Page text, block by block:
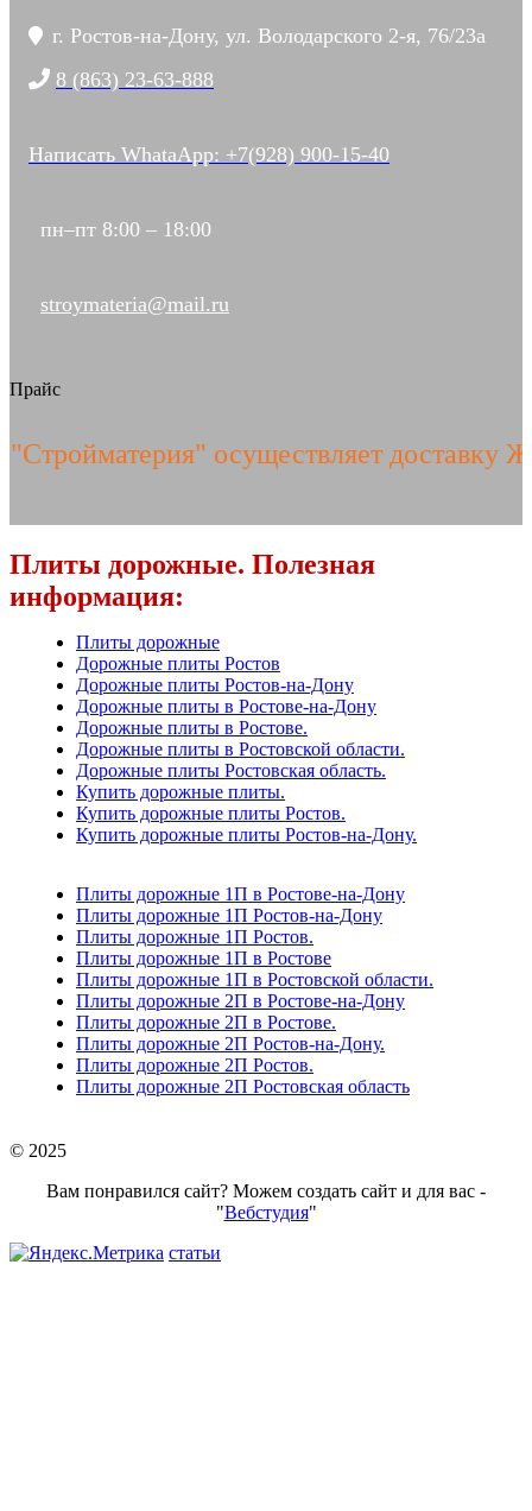
г. Ростов-на-Дону, ул. Володарского 2-я, 76/23а
8 (863) 23-63-888
Написать WhataApp: +7(928) 900-15-40
пн–пт 8:00 – 18:00
stroymateria@mail.ru
Прайс
осуществляет доставку
Плиты дорожные. Полезная
информация:
Плиты дорожные
Дорожные плиты Ростов
Дорожные плиты Ростов-на-Дону
Дорожные плиты в Ростове-на-Дону
Дорожные плиты в Ростове.
Дорожные плиты в Ростовской области.
Дорожные плиты Ростовская область.
Купить дорожные плиты.
Купить дорожные плиты Ростов.
Купить дорожные плиты Ростов-на-Дону.
Плиты дорожные 1П в Ростове-на-Дону
Плиты дорожные 1П Ростов-на-Дону
Плиты дорожные 1П Ростов.
Плиты дорожные 1П в Ростове
Плиты дорожные 1П в Ростовской области.
Плиты дорожные 2П в Ростове-на-Дону
Плиты дорожные 2П в Ростове.
Плиты дорожные 2П Ростов-на-Дону.
Плиты дорожные 2П Ростов.
Плиты дорожные 2П Ростовская область
© 2025
Вам понравился сайт? Можем создать сайт и для вас -
"Вебстудия"
статьи